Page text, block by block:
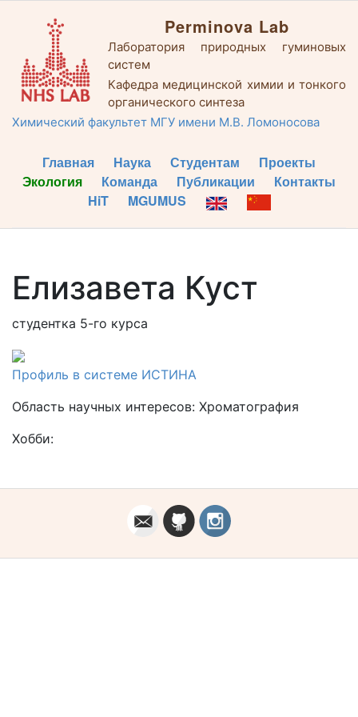
Perminova Lab
Лаборатория природных гуминовых
систем
Кафедра медицинской химии и тонкого
органического синтеза
Химический факультет МГУ имени М.В. Ломоносова
Главная Наука Студентам
Проекты
Экология
Команда Публикации
Контакты
HiT
MGUMUS
Елизавета Куст
студентка 5-го курса
Профиль в системе ИСТИНА
Область научных интересов: Хроматография
Хобби: